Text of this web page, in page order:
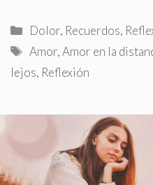
Categorías
Dolor, Recuerdos,
Etiquetas
Amor,Amor en la
lejos, Reflexión